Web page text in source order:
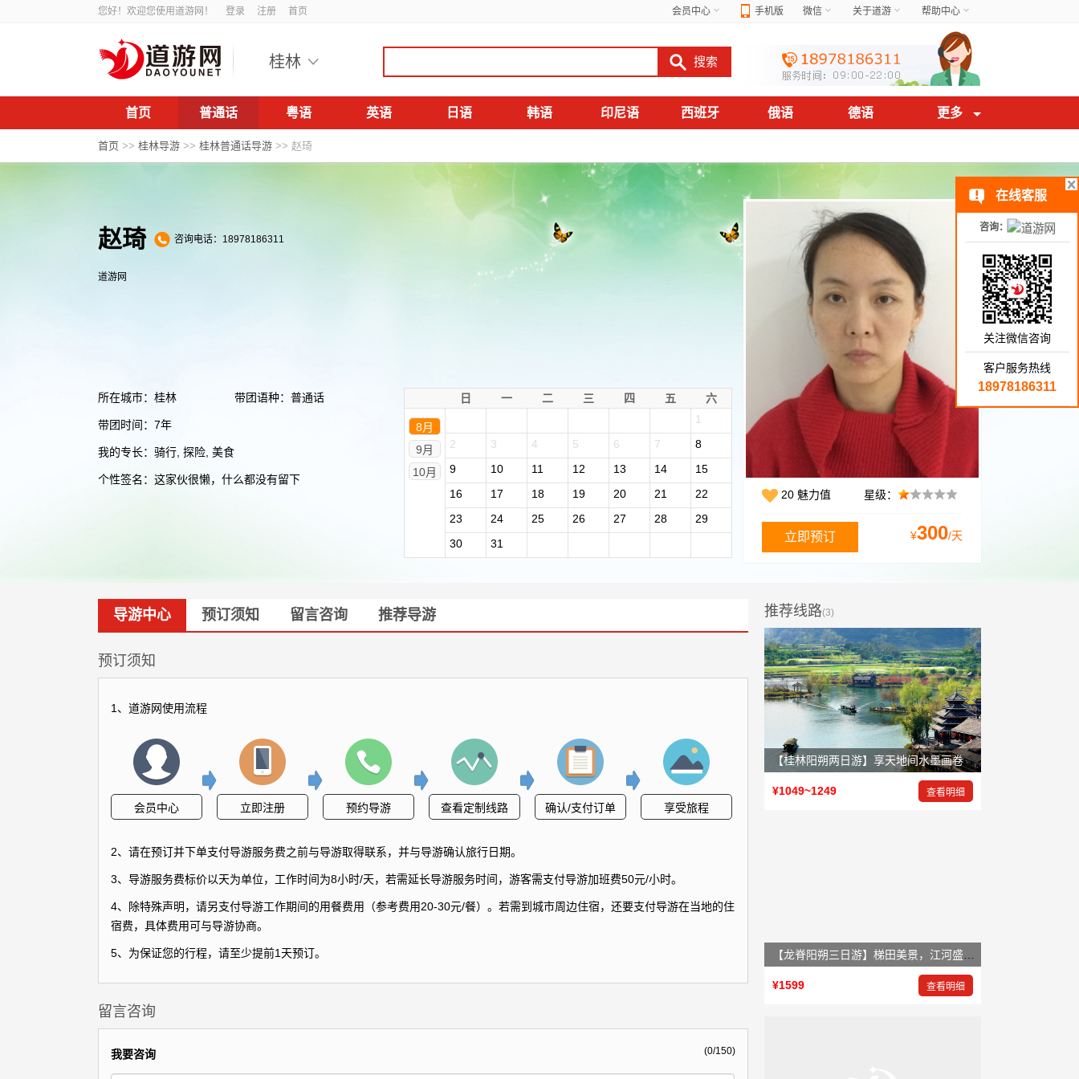
您好！欢迎您使用道游网！ 登录 注册 首页 会员中心 手机版 微信 关于道游 帮助中心
桂林
首页 普通话 粤语 英语 日语 韩语 印尼语 西班牙 俄语 德语 更多
首页 >> 桂林导游 >> 桂林普通话导游 >> 赵琦
赵琦 咨询电话：18978186311
道游网
所在城市：桂林 带团语种：普通话
带团时间：7年
我的专长：骑行, 探险, 美食
个性签名：这家伙很懒，什么都没有留下
日 一 二 三 四 五 六
8月
9月
10月
1
2
3 4 5 6 7
8
9
10 11 12 13 14
15
16
17 18 19 20 21
22
23
24 25 26 27 28
29
30
31
20 魅力值 星级：
¥300/天
导游中心 预订须知 留言咨询 推荐导游
预订须知
1、道游网使用流程
会员中心 立即注册 预约导游 查看定制线路 确认/支付订单 享受旅程
2、请在预订并下单支付导游服务费之前与导游取得联系，并与导游确认旅行日期。
3、导游服务费标价以天为单位，工作时间为8小时/天，若需延长导游服务时间，游客需支付导游加班费50元/小时。
4、除特殊声明，请另支付导游工作期间的用餐费用（参考费用20-30元/餐）。若需到城市周边住宿，还要支付导游在当地的住
宿费，具体费用可与导游协商。
5、为保证您的行程，请至少提前1天预订。
留言咨询
(0/150)
我要咨询
推荐线路(3)
【桂林阳朔两日游】享天地间水墨画卷，赏大自然鬼斧神工
查看明细
¥1049~1249
查看明细
¥1599
在线客服
咨询：
关注微信咨询
客户服务热线
18978186311